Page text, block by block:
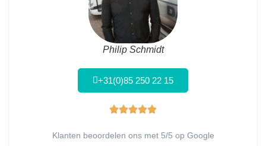
Philip Schmidt
+31(0)85 250 22 15
Klanten beoordelen ons met 5/5 op Google